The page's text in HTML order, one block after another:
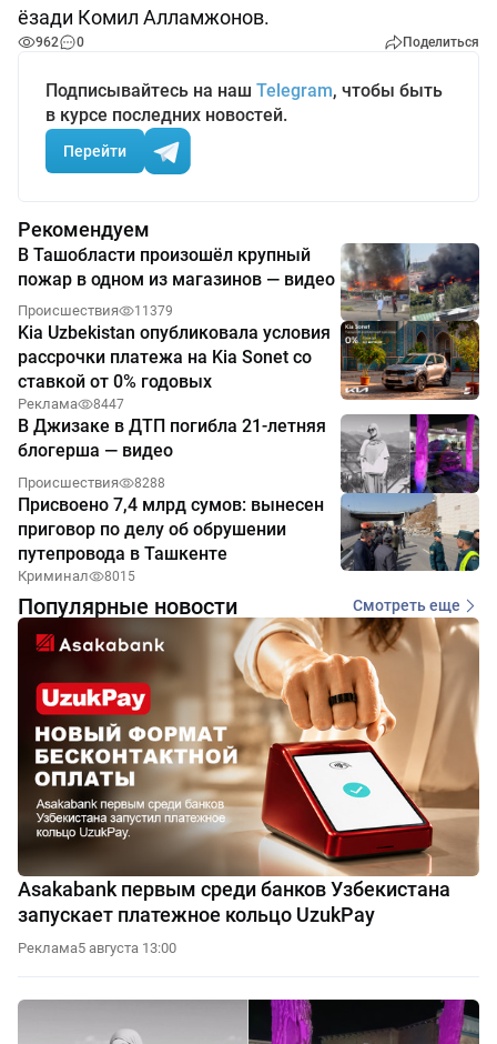
ёзади Комил Алламжонов.
962 0 Поделиться
Подписывайтесь на наш Telegram, чтобы быть
в курсе последних новостей.
Перейти
Рекомендуем
В Ташобласти произошёл крупный
пожар в одном из магазинов — видео
Происшествия 11379
Kia Uzbekistan опубликовала условия
рассрочки платежа на Kia Sonet со
ставкой от 0% годовых
Реклама 8447
В Джизаке в ДТП погибла 21-летняя
блогерша — видео
Происшествия 8288
Присвоено 7,4 млрд сумов: вынесен
приговор по делу об обрушении
путепровода в Ташкенте
Криминал 8015
Популярные новости Смотреть еще
Asakabank первым среди банков Узбекистана
запускает платежное кольцо UzukPay
Реклама5 августа 13:00